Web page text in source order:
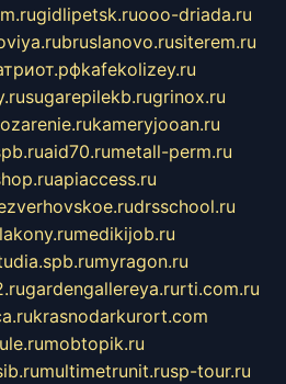
gidlipetsk.ruooo-driada.ru
bruslanovo.rusiterem.ru
kafekolizey.ru
sugarepilekb.rugrinox.ru
kameryjooan.ru
aid70.rumetall-perm.ru
apiaccess.ru
drsschool.ru
medikijob.ru
myragon.ru
gardengallereya.rurti.com.ru
krasnodarkurort.com
mobtopik.ru
multimetrunit.rusp-tour.ru